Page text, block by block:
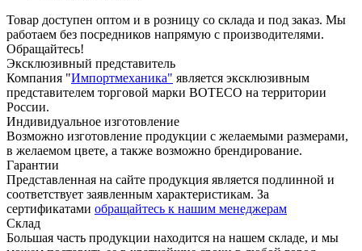
Товар доступен оптом и в розницу со склада и под заказ. Мы
работаем без посредников напрямую с производителями.
Обращайтесь!
Эксклюзивный представитель
Компания "Импортмеханика" является эксклюзивным
представителем торговой марки BOTECO на территории
России.
Индивидуальное изготовление
Возможно изготовление продукции с желаемыми размерами,
в желаемом цвете, а также возможно брендирование.
Гарантии
Представленная на сайте продукция является подлинной и
соответствует заявленным характеристикам. За
сертификатами обращайтесь к нашим менеджерам
Склад
Большая часть продукции находится на нашем складе, и мы